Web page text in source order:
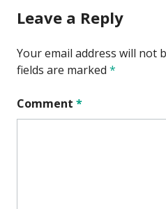
Leave a Reply
Your email address will not
fields are marked *
Comment *